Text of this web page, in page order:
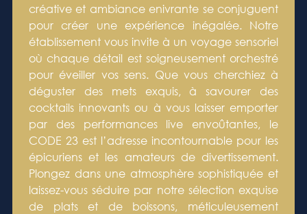
créative et ambiance enivrante se conjuguent
pour créer une expérience inégalée. Notre
établissement vous invite à un voyage sensoriel
où chaque détail est soigneusement orchestré
pour éveiller vos sens. Que vous cherchiez à
déguster des mets exquis, à savourer des
cocktails innovants ou à vous laisser emporter
par des performances live envoûtantes, le
CODE 23 est l’adresse incontournable pour les
épicuriens et les amateurs de divertissement.
Plongez dans une atmosphère sophistiquée et
laissez-vous séduire par notre sélection exquise
de plats et de boissons, méticuleusement